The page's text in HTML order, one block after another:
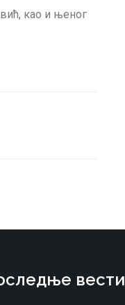
као и њеног
вести